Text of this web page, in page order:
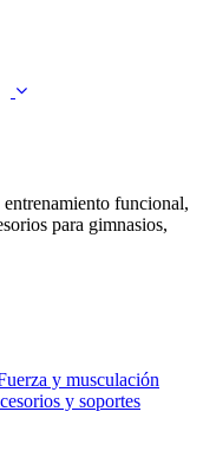
funcional,
para gimnasios,
y musculación
y soportes